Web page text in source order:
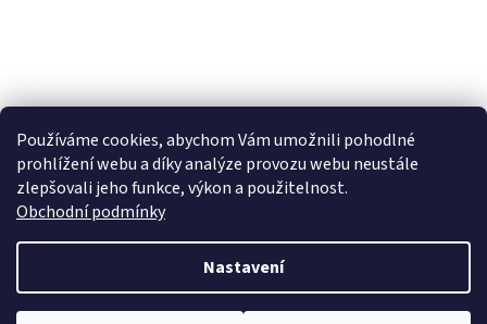
Používáme cookies, abychom Vám umožnili pohodlné
prohlížení webu a díky analýze provozu webu neustále
zlepšovali jeho funkce, výkon a použitelnost.
Obchodní podmínky
Nastavení